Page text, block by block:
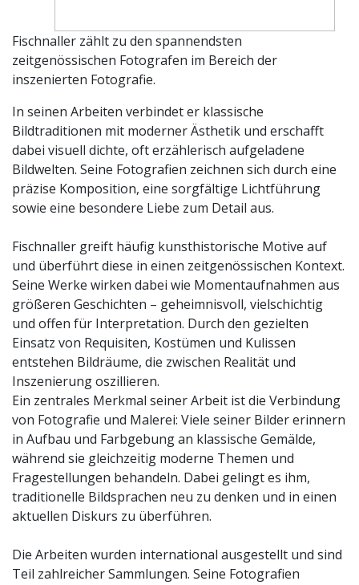
Fischnaller zählt zu den spannendsten
zeitgenössischen Fotografen im Bereich der
inszenierten Fotografie.
In seinen Arbeiten verbindet er klassische
Bildtraditionen mit moderner Ästhetik und erschafft
dabei visuell dichte, oft erzählerisch aufgeladene
Bildwelten. Seine Fotografien zeichnen sich durch eine
präzise Komposition, eine sorgfältige Lichtführung
sowie eine besondere Liebe zum Detail aus.
Fischnaller greift häufig kunsthistorische Motive auf
und überführt diese in einen zeitgenössischen Kontext.
Seine Werke wirken dabei wie Momentaufnahmen aus
größeren Geschichten – geheimnisvoll, vielschichtig
und offen für Interpretation. Durch den gezielten
Einsatz von Requisiten, Kostümen und Kulissen
entstehen Bildräume, die zwischen Realität und
Inszenierung oszillieren.
Ein zentrales Merkmal seiner Arbeit ist die Verbindung
von Fotografie und Malerei: Viele seiner Bilder erinnern
in Aufbau und Farbgebung an klassische Gemälde,
während sie gleichzeitig moderne Themen und
Fragestellungen behandeln. Dabei gelingt es ihm,
traditionelle Bildsprachen neu zu denken und in einen
aktuellen Diskurs zu überführen.
Die Arbeiten wurden international ausgestellt und sind
Teil zahlreicher Sammlungen. Seine Fotografien